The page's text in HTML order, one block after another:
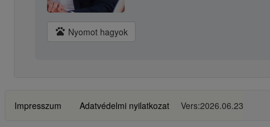
pets Nyomot hagyok
Impresszum Adatvédelmi nyilatkozat Vers:2026.06.23